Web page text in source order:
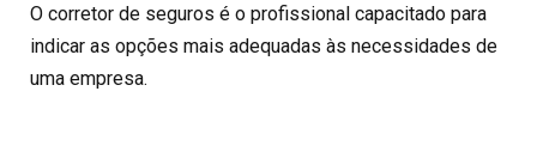
O corretor de seguros é o profissional capacitado para
indicar as opções mais adequadas às necessidades de
uma empresa.